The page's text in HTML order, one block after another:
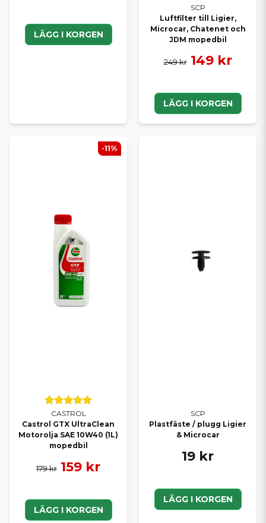
LÄGG I KORGEN
SCP
Luftfilter till Ligier,
Microcar, Chatenet och
JDM mopedbil
249 kr 149 kr
LÄGG I KORGEN
CASTROL
Castrol GTX UltraClean
Motorolja SAE 10W40 (1L)
mopedbil
179 kr 159 kr
LÄGG I KORGEN
-11%
SCP
Plastfäste / plugg Ligier
& Microcar
19 kr
LÄGG I KORGEN